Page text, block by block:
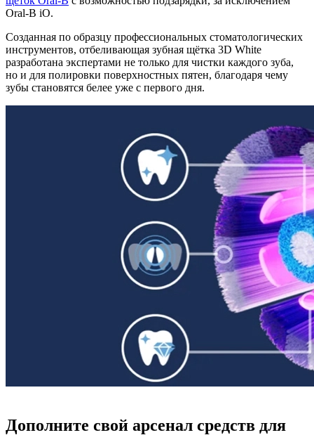
Oral-B iO.
Созданная по образцу профессиональных стоматологических
инструментов, отбеливающая зубная щётка 3D White
разработана экспертами не только для чистки каждого зуба,
но и для полировки поверхностных пятен, благодаря чему
зубы становятся белее уже с первого дня.
Дополните свой арсенал средств для